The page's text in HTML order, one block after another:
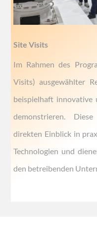
Site Visits
Im Rahmen des
Visits) ausgewählter
beispielhaft innovative
demonstrieren.
direkten Einblick in
Technologien und
den betreibenden